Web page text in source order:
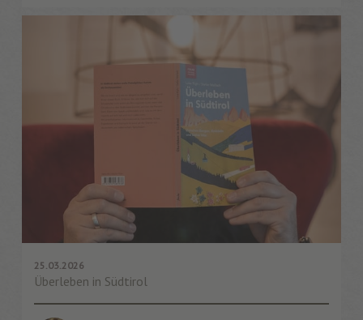
25.03.2026
Überleben in Südtirol